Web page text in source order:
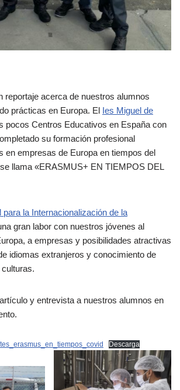
reportaje acerca de nuestros alumnos
prácticas en Europa. El Ies Miguel de
pocos Centros Educativos en España con
su formación profesional
en empresas de Europa en tiempos del
llama «ERASMUS+ EN TIEMPOS DEL
para la Internacionalización de la
gran labor con nuestros jóvenes al
a empresas y posibilidades atractivas
idiomas extranjeros y conocimiento de
y entrevista a nuestros alumnos en
Descarga